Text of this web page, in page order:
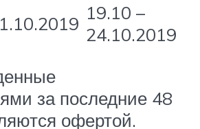
19.10 –
24.10.2019
за последние 48
офертой.